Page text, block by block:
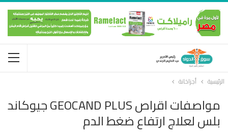
الرئيسية أجزاخانة
مواصفات اقراص GEOCAND PLUS جيوكاند
بلس لعلاج ارتفاع ضغط الدم